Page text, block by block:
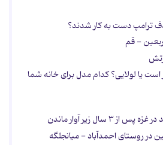
ترامپ دست به کار شدند؟
- قم
است یا لولایی؟ کدام مدل برای خانه شما
در روستای احمدآباد - میانجلگه